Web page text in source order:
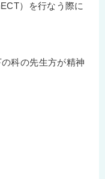
）を行なう際に
科の先生方が精神